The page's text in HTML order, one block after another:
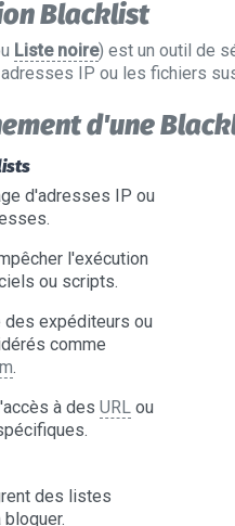
Blacklist
Liste noire) est un outil de
IP ou les fichiers
d'une
d'adresses IP ou
l'exécution
ou scripts.
des expéditeurs ou
comme
.
à des URL ou
des listes